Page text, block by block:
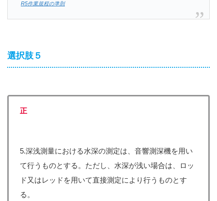
R5作業規程の準則
選択肢５
正
5.深浅測量における水深の測定は、音響測深機を用い
て行うものとする。ただし、水深が浅い場合は、ロッ
ド又はレッドを用いて直接測定により行うものとす
る。